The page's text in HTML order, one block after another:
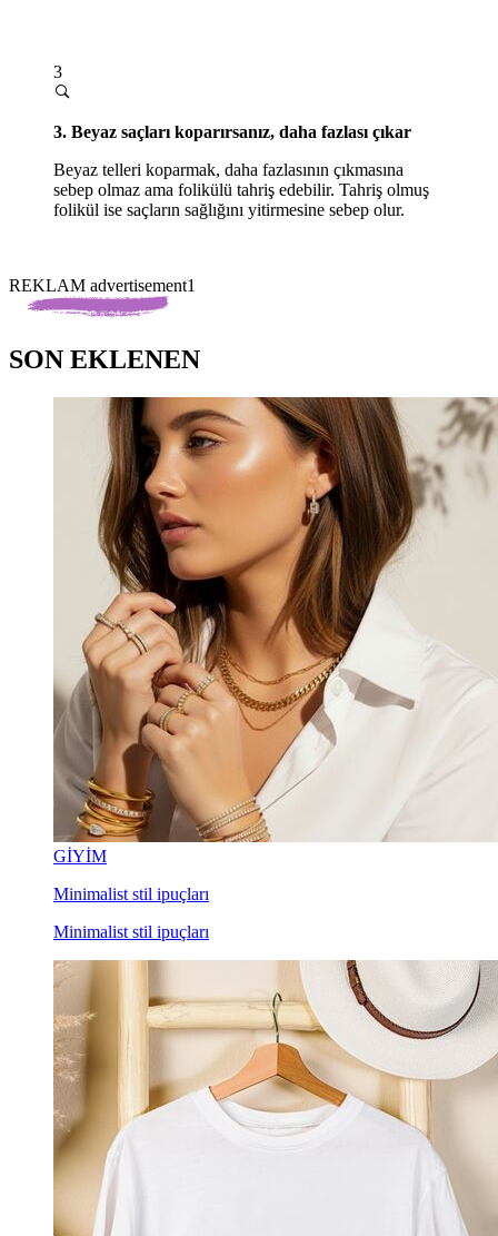
3
3. Beyaz saçları koparırsanız, daha fazlası çıkar
Beyaz telleri koparmak, daha fazlasının çıkmasına
sebep olmaz ama folikülü tahriş edebilir. Tahriş olmuş
folikül ise saçların sağlığını yitirmesine sebep olur.
REKLAM advertisement1
SON EKLENEN
GİYİM
Minimalist stil ipuçları
Minimalist stil ipuçları